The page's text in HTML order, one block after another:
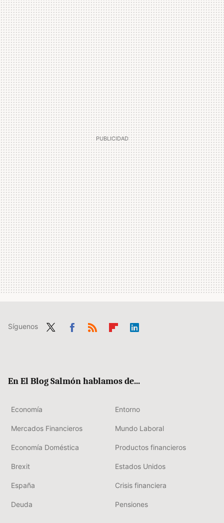
Síguenos
En El Blog Salmón hablamos de...
Economía Entorno
Mercados Financieros Mundo Laboral
Economía Doméstica Productos financieros
Brexit Estados Unidos
España Crisis financiera
Deuda Pensiones